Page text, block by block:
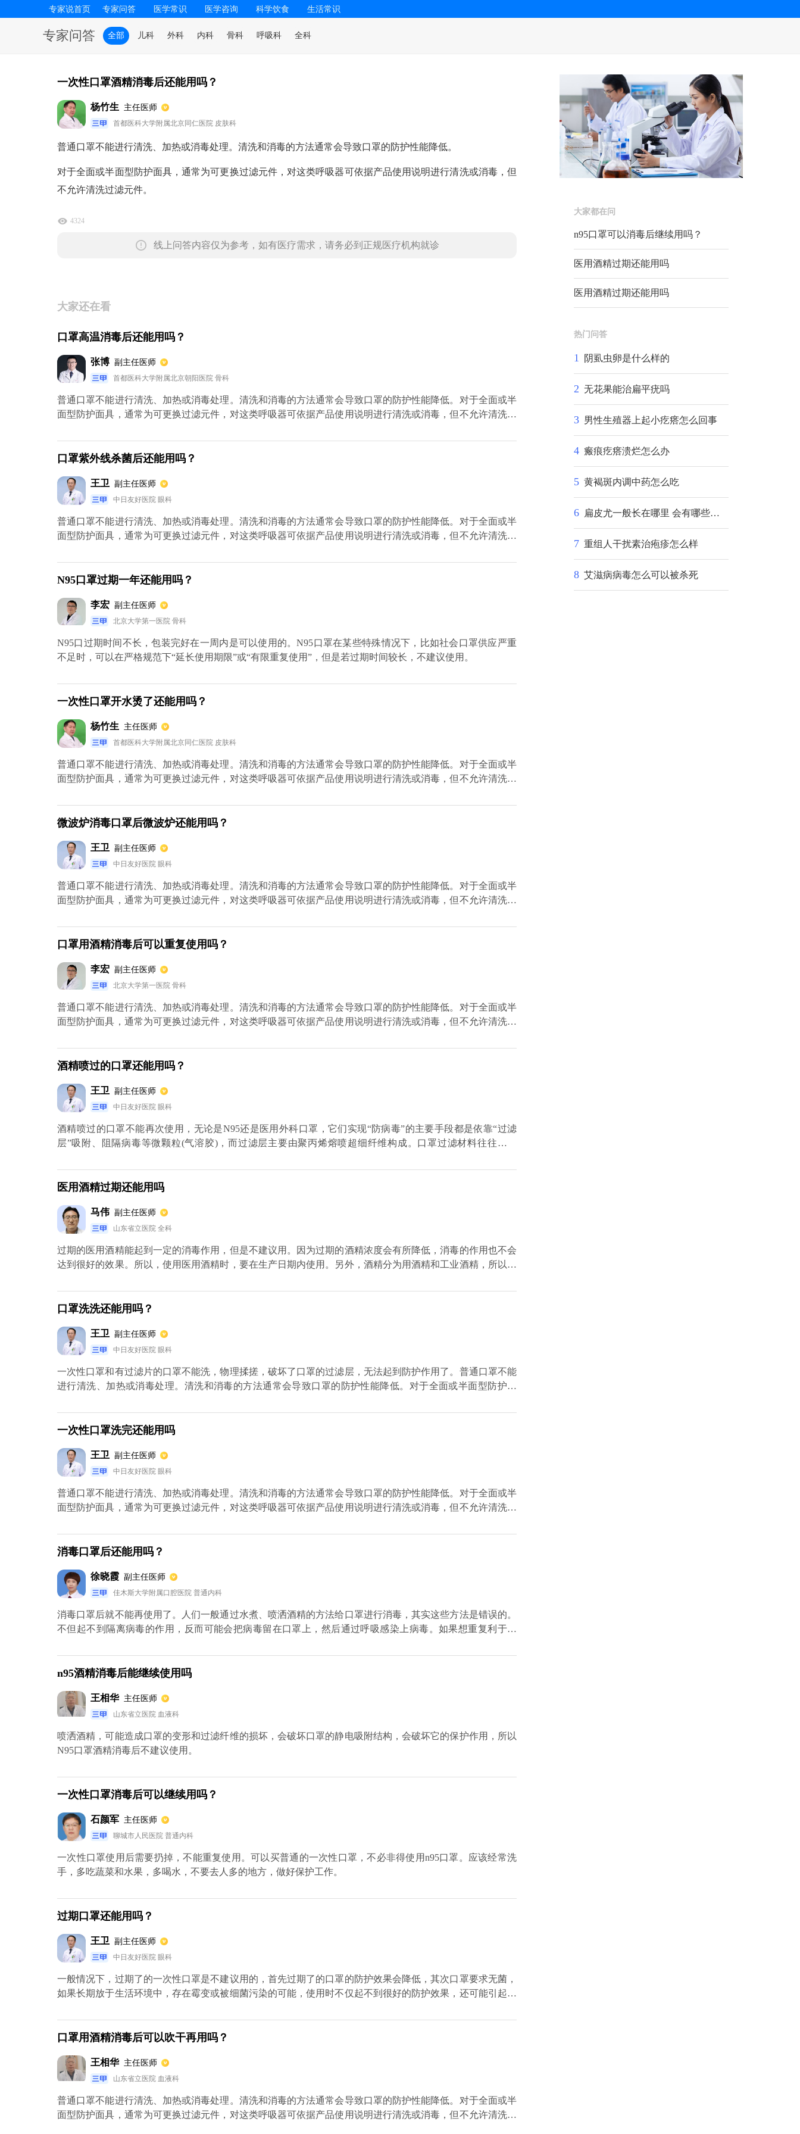
专家说首页 专家问答 医学常识 医学咨询 科学饮食 生活常识
专家问答 全部 儿科 外科 内科 骨科 呼吸科 全科
一次性口罩酒精消毒后还能用吗？
杨竹生 主任医师
首都医科大学附属北京同仁医院 皮肤科
普通口罩不能进行清洗、加热或消毒处理。清洗和消毒的方法通常会导致口罩的防护性能降低。
对于全面或半面型防护面具，通常为可更换过滤元件，对这类呼吸器可依据产品使用说明进行清洗或消毒，但
不允许清洗过滤元件。
4324
线上问答内容仅为参考，如有医疗需求，请务必到正规医疗机构就诊
大家还在看
口罩高温消毒后还能用吗？
张博 副主任医师
首都医科大学附属北京朝阳医院 骨科
普通口罩不能进行清洗、加热或消毒处理。清洗和消毒的方法通常会导致口罩的防护性能降低。对于全面或半
面型防护面具，通常为可更换过滤元件，对这类呼吸器可依据产品使用说明进行清洗或消毒，但不允许清洗过
口罩紫外线杀菌后还能用吗？
王卫 副主任医师
中日友好医院 眼科
普通口罩不能进行清洗、加热或消毒处理。清洗和消毒的方法通常会导致口罩的防护性能降低。对于全面或半
面型防护面具，通常为可更换过滤元件，对这类呼吸器可依据产品使用说明进行清洗或消毒，但不允许清洗过
N95口罩过期一年还能用吗？
李宏 副主任医师
北京大学第一医院 骨科
N95口过期时间不长，包装完好在一周内是可以使用的。N95口罩在某些特殊情况下，比如社会口罩供应严重
不足时，可以在严格规范下“延长使用期限”或“有限重复使用”，但是若过期时间较长，不建议使用。
一次性口罩开水烫了还能用吗？
杨竹生 主任医师
首都医科大学附属北京同仁医院 皮肤科
普通口罩不能进行清洗、加热或消毒处理。清洗和消毒的方法通常会导致口罩的防护性能降低。对于全面或半
面型防护面具，通常为可更换过滤元件，对这类呼吸器可依据产品使用说明进行清洗或消毒，但不允许清洗过
微波炉消毒口罩后微波炉还能用吗？
王卫 副主任医师
中日友好医院 眼科
普通口罩不能进行清洗、加热或消毒处理。清洗和消毒的方法通常会导致口罩的防护性能降低。对于全面或半
面型防护面具，通常为可更换过滤元件，对这类呼吸器可依据产品使用说明进行清洗或消毒，但不允许清洗过
口罩用酒精消毒后可以重复使用吗？
李宏 副主任医师
北京大学第一医院 骨科
普通口罩不能进行清洗、加热或消毒处理。清洗和消毒的方法通常会导致口罩的防护性能降低。对于全面或半
面型防护面具，通常为可更换过滤元件，对这类呼吸器可依据产品使用说明进行清洗或消毒，但不允许清洗过
酒精喷过的口罩还能用吗？
王卫 副主任医师
中日友好医院 眼科
酒精喷过的口罩不能再次使用，无论是N95还是医用外科口罩，它们实现“防病毒”的主要手段都是依靠“过滤
层”吸附、阻隔病毒等微颗粒(气溶胶)，而过滤层主要由聚丙烯熔喷超细纤维构成。口罩过滤材料往往要经
及细菌，不过如果喷了酒精，酒精浸润会影响纤维的结构，造成孔洞变大，不再具有防护作用。
医用酒精过期还能用吗
马伟 副主任医师
山东省立医院 全科
过期的医用酒精能起到一定的消毒作用，但是不建议用。因为过期的酒精浓度会有所降低，消毒的作用也不会
达到很好的效果。所以，使用医用酒精时，要在生产日期内使用。另外，酒精分为用酒精和工业酒精，所以在
用。
口罩洗洗还能用吗？
王卫 副主任医师
中日友好医院 眼科
一次性口罩和有过滤片的口罩不能洗，物理揉搓，破坏了口罩的过滤层，无法起到防护作用了。普通口罩不能
进行清洗、加热或消毒处理。清洗和消毒的方法通常会导致口罩的防护性能降低。对于全面或半面型防护面
一次性口罩洗完还能用吗
王卫 副主任医师
中日友好医院 眼科
普通口罩不能进行清洗、加热或消毒处理。清洗和消毒的方法通常会导致口罩的防护性能降低。对于全面或半
面型防护面具，通常为可更换过滤元件，对这类呼吸器可依据产品使用说明进行清洗或消毒，但不允许清洗过
消毒口罩后还能用吗？
徐晓霞 副主任医师
佳木斯大学附属口腔医院 普通内科
消毒口罩后就不能再使用了。人们一般通过水煮、喷洒酒精的方法给口罩进行消毒，其实这些方法是错误的。
不但起不到隔离病毒的作用，反而可能会把病毒留在口罩上，然后通过呼吸感染上病毒。如果想重复利于口
n95酒精消毒后能继续使用吗
王相华 主任医师
山东省立医院 血液科
喷洒酒精，可能造成口罩的变形和过滤纤维的损坏，会破坏口罩的静电吸附结构，会破坏它的保护作用，所以
N95口罩酒精消毒后不建议使用。
一次性口罩消毒后可以继续用吗？
石颜军 主任医师
聊城市人民医院 普通内科
一次性口罩使用后需要扔掉，不能重复使用。可以买普通的一次性口罩，不必非得使用n95口罩。应该经常洗
手，多吃蔬菜和水果，多喝水，不要去人多的地方，做好保护工作。
过期口罩还能用吗？
王卫 副主任医师
中日友好医院 眼科
一般情况下，过期了的一次性口罩是不建议用的，首先过期了的口罩的防护效果会降低，其次口罩要求无菌，
如果长期放于生活环境中，存在霉变或被细菌污染的可能，使用时不仅起不到很好的防护效果，还可能引起呼
国产品质量法》的规定，并在产品包装上标明执行的卫生标准以及生产日期和保质期或生产批号和限定使用时
期。
口罩用酒精消毒后可以吹干再用吗？
王相华 主任医师
山东省立医院 血液科
普通口罩不能进行清洗、加热或消毒处理。清洗和消毒的方法通常会导致口罩的防护性能降低。对于全面或半
面型防护面具，通常为可更换过滤元件，对这类呼吸器可依据产品使用说明进行清洗或消毒，但不允许清洗过
大家都在问
n95口罩可以消毒后继续用吗？
医用酒精过期还能用吗
医用酒精过期还能用吗
热门问答
1 阴虱虫卵是什么样的
2 无花果能治扁平疣吗
3 男性生殖器上起小疙瘩怎么回事
4 瘢痕疙瘩溃烂怎么办
5 黄褐斑内调中药怎么吃
6 扁皮尤一般长在哪里 会有哪些症状
7 重组人干扰素治疱疹怎么样
8 艾滋病病毒怎么可以被杀死